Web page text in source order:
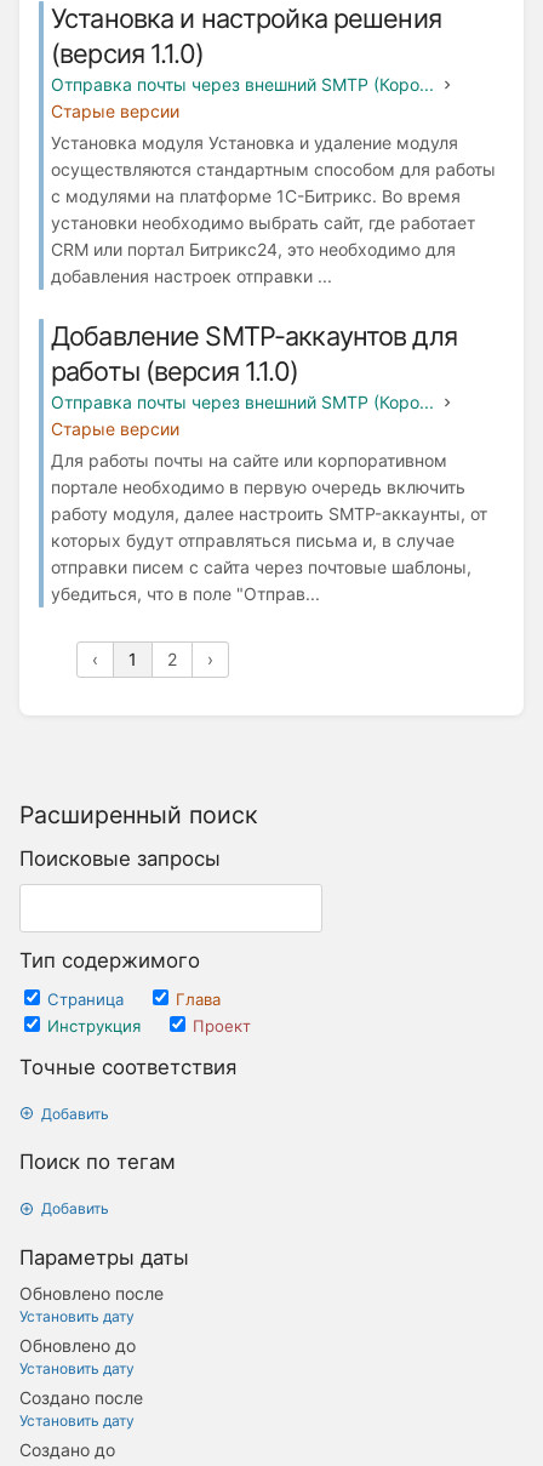
Расширенный поиск
Поисковые запросы
Тип содержимого
Страница
Глава
Инструкция
Проект
Точные соответствия
Добавить
Поиск по тегам
Добавить
Параметры даты
Обновлено после
Установить дату
Обновлено до
Установить дату
Создано после
Установить дату
Создано до
Установка и настройка решения
(версия 1.1.0)
Отправка почты через внешний SMTP (Коро...
Старые версии
Установка модуля Установка и удаление модуля
осуществляются стандартным способом для работы
с модулями на платформе 1С-Битрикс. Во время
установки необходимо выбрать сайт, где работает
СRM или портал Битрикс24, это необходимо для
добавления настроек отправки ...
Добавление SMTP-аккаунтов для
работы (версия 1.1.0)
Отправка почты через внешний SMTP (Коро...
Старые версии
Для работы почты на сайте или корпоративном
портале необходимо в первую очередь включить
работу модуля, далее настроить SMTP-аккаунты, от
которых будут отправляться письма и, в случае
отправки писем с сайта через почтовые шаблоны,
убедиться, что в поле "Отправ...
‹ 1 2 ›